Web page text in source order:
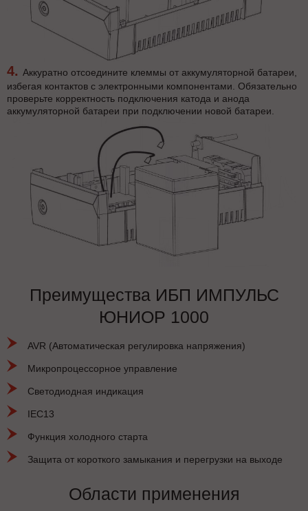
Аккуратно отсоедините клеммы от аккумуляторной батареи,
избегая контактов с электронными компонентами. Обязательно
проверьте корректность подключения катода и анода
аккумуляторной батареи при подключении новой батареи.
Преимущества ИБП ИМПУЛЬС
ЮНИОР 1000
AVR (Автоматическая регулировка напряжения)
Микропроцессорное управление
Светодиодная индикация
IEC13
Функция холодного старта
Защита от короткого замыкания и перегрузки на выходе
Области применения